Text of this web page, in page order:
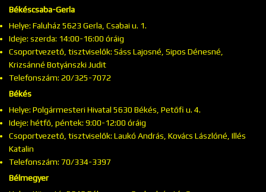
Békéscsaba-Gerla
Helye: Faluház 5623 Gerla, Csabai u. 1.
Ideje: szerda: 14:00-16:00 óráig
Csoportvezető, tisztviselők: Sáss Lajosné, Sipos Dénesné,
Krizsánné Botyánszki Judit
Telefonszám: 20/325-7072
Békés
Helye: Polgármesteri Hivatal 5630 Békés, Petőfi u. 4.
Ideje: hétfő, péntek: 9:00-12:00 óráig
Csoportvezető, tisztviselők: Laukó András, Kovács Lászlóné, Illés
Katalin
Telefonszám: 70/334-3397
Bélmegyer